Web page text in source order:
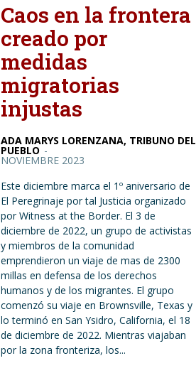
Caos en la frontera
creado por
medidas
migratorias
injustas
ADA MARYS LORENZANA, TRIBUNO DEL
PUEBLO -
NOVIEMBRE 2023
Este diciembre marca el 1º aniversario de
El Peregrinaje por tal Justicia organizado
por Witness at the Border. El 3 de
diciembre de 2022, un grupo de activistas
y miembros de la comunidad
emprendieron un viaje de mas de 2300
millas en defensa de los derechos
humanos y de los migrantes. El grupo
comenzó su viaje en Brownsville, Texas y
lo terminó en San Ysidro, California, el 18
de diciembre de 2022. Mientras viajaban
por la zona fronteriza, los...